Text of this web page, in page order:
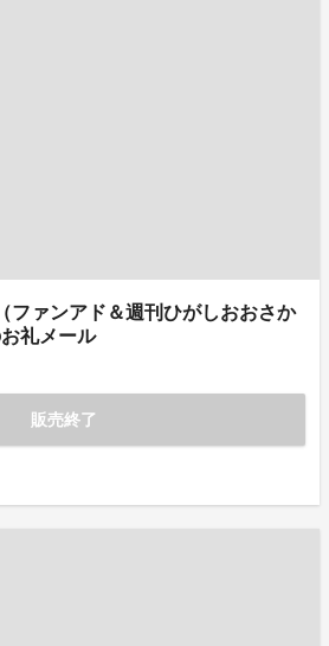
ァンアド＆週刊ひがしおおさか
礼メール
販売終了